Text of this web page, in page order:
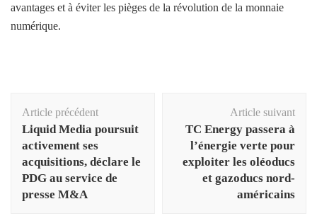
avantages et à éviter les pièges de la révolution de la monnaie
numérique.
d'article
Article précédent
Liquid Media poursuit
activement ses
acquisitions, déclare le
PDG au service de
presse M&A
Article suivant
TC Energy passera à
l’énergie verte pour
exploiter les oléoducs
et gazoducs nord-
américains